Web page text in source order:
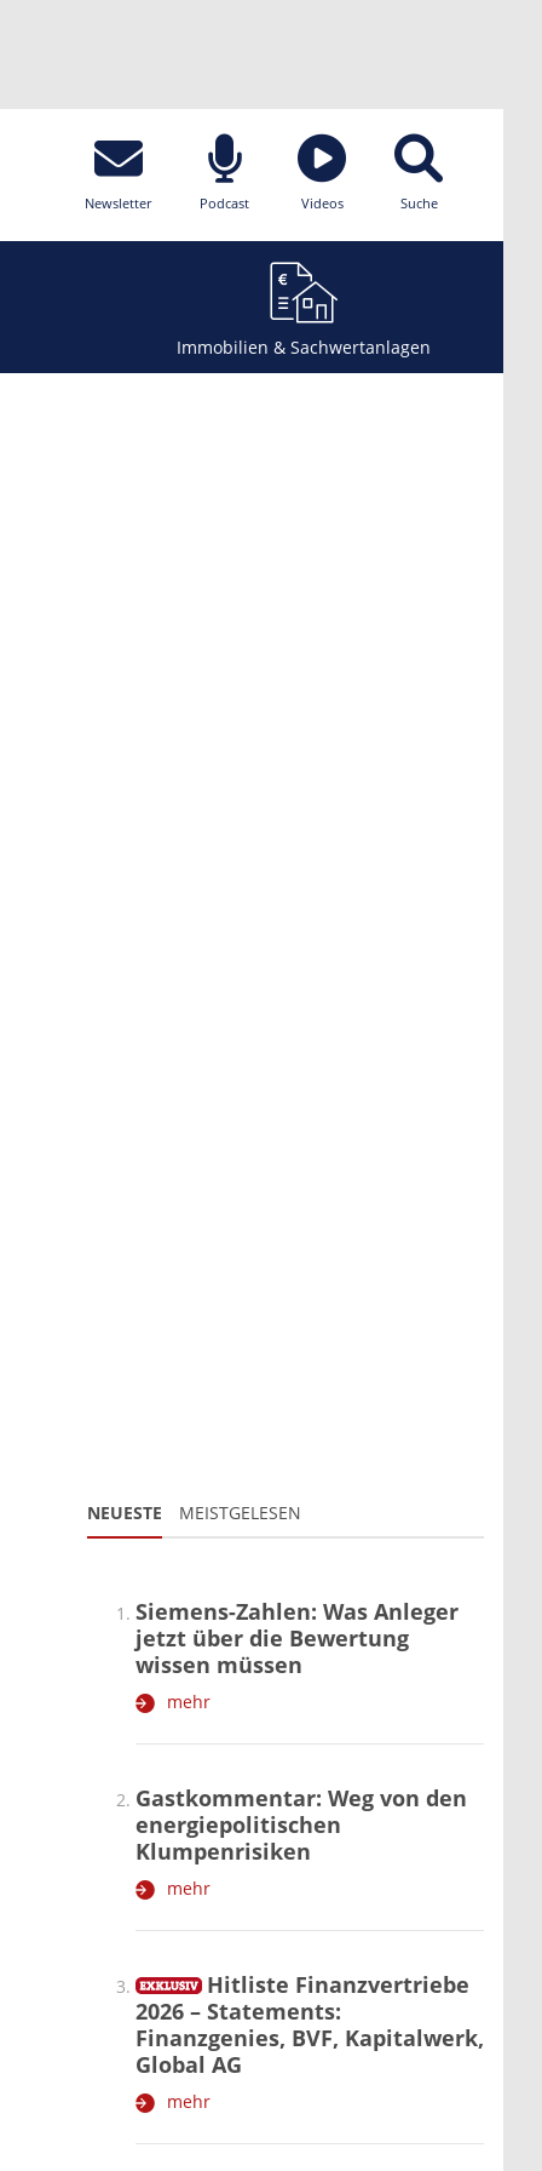
Newsletter Podcast Videos Suche
Immobilien & Sachwertanlagen
NEUESTE MEISTGELESEN
Siemens-Zahlen: Was Anleger
jetzt über die Bewertung
wissen müssen
mehr
Gastkommentar: Weg von den
energiepolitischen
Klumpenrisiken
mehr
Hitliste Finanzvertriebe
2026 – Statements:
Finanzgenies, BVF, Kapitalwerk,
Global AG
mehr